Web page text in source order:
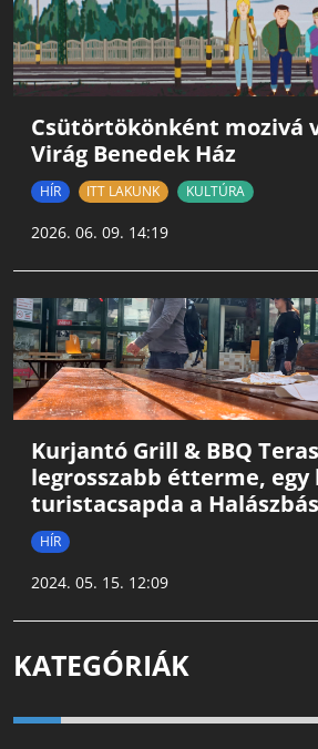
Csütörtökönként mozivá
Virág Benedek Ház
HÍR ITT LAKUNK KULTÚRA
2026. 06. 09. 14:19
Kurjantó Grill & BBQ
legrosszabb étterme, egy
turistacsapda a
HÍR
2024. 05. 15. 12:09
KATEGÓRIÁK